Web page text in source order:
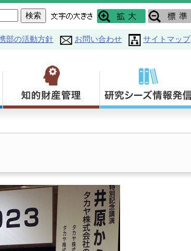
部の活動方針 お問い合わせ サイトマップ